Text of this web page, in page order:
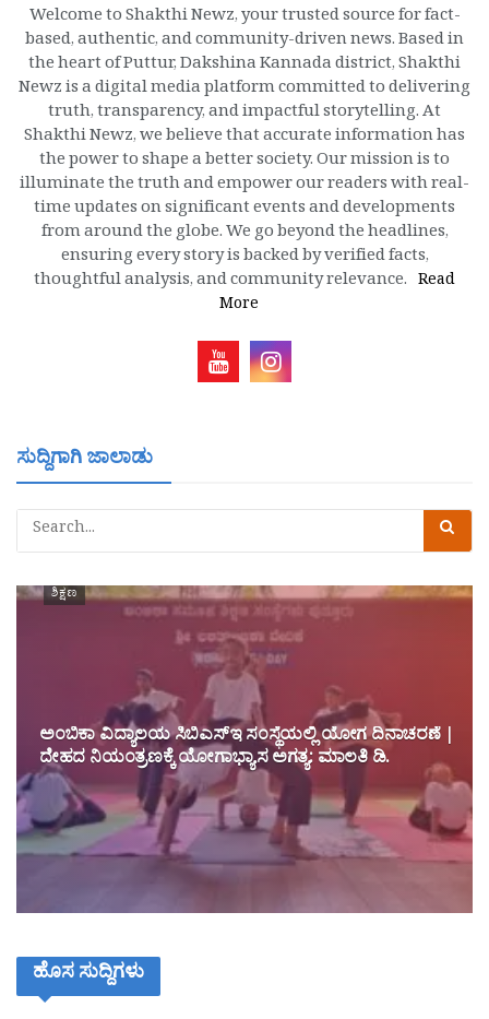
Welcome to Shakthi Newz, your trusted source for fact-
based, authentic, and community-driven news. Based in
the heart of Puttur, Dakshina Kannada district, Shakthi
Newz is a digital media platform committed to delivering
truth, transparency, and impactful storytelling. At
Shakthi Newz, we believe that accurate information has
the power to shape a better society. Our mission is to
illuminate the truth and empower our readers with real-
time updates on significant events and developments
from around the globe. We go beyond the headlines,
ensuring every story is backed by verified facts,
thoughtful analysis, and community relevance. Read
More
ಸುದ್ದಿಗಾಗಿ ಜಾಲಾಡು
ಶಿಕ್ಷಣ
ಅಂಬಿಕಾ ವಿದ್ಯಾಲಯ ಸಿಬಿಎಸ್ಇ ಸಂಸ್ಥೆಯಲ್ಲಿ ಯೋಗ ದಿನಾಚರಣೆ |
ದೇಹದ ನಿಯಂತ್ರಣಕ್ಕೆ ಯೋಗಾಭ್ಯಾಸ ಅಗತ್ಯ: ಮಾಲತಿ ಡಿ.
ಹೊಸ ಸುದ್ದಿಗಳು